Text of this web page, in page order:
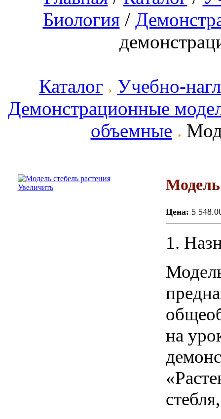
Биология/
Каталог
Учебно-
Демонстрационные
объемные
Увеличить Модель
Цена: 5
1.
на